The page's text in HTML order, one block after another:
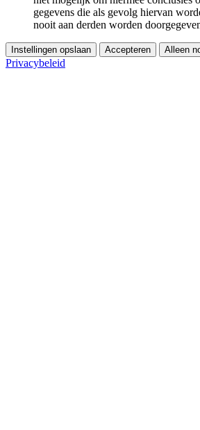
gegevens die als gevolg hiervan
nooit aan derden worden
Instellingen opslaan Accepteren Alleen
Privacybeleid